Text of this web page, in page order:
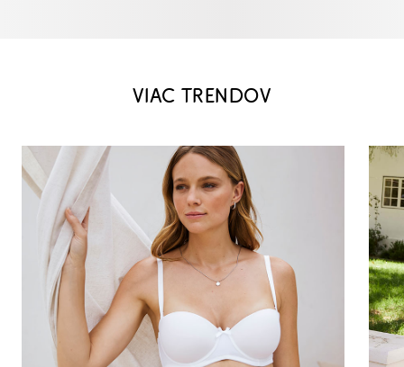
VIAC TRENDOV